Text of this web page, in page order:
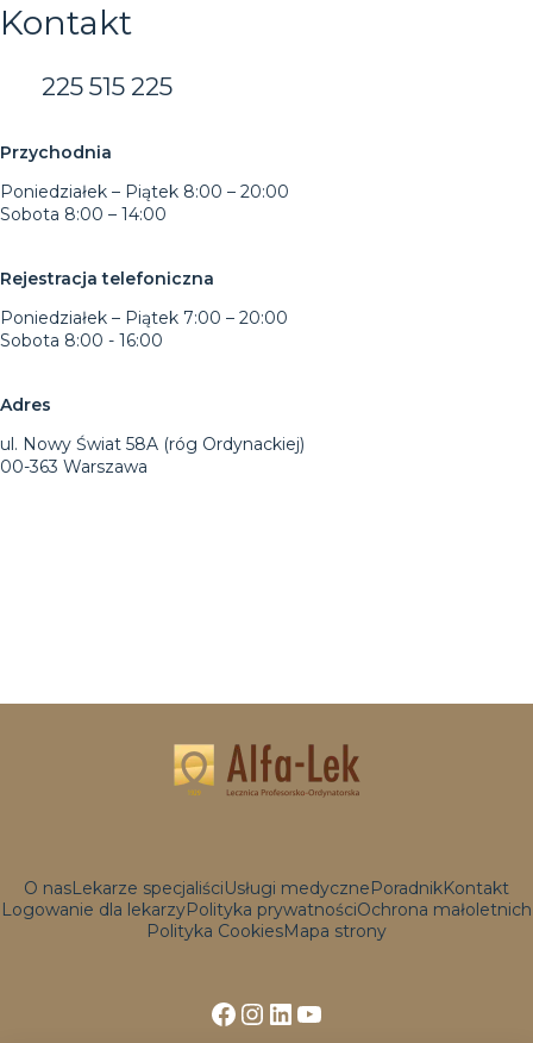
Kontakt
225 515 225
Przychodnia
Poniedziałek – Piątek 8:00 – 20:00
Sobota 8:00 – 14:00
Rejestracja telefoniczna
Poniedziałek – Piątek 7:00 – 20:00
Sobota 8:00 - 16:00
Adres
ul. Nowy Świat 58A (róg Ordynackiej)
00-363 Warszawa
O nasLekarze specjaliściUsługi medycznePoradnikKontakt
Logowanie dla lekarzyPolityka prywatnościOchrona małoletnich
Polityka CookiesMapa strony
Facebook
Instagram
LinkedIn
YouTube